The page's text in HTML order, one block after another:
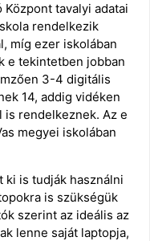
tavalyi adatai
rendelkezik
míg ezer iskolában
e tekintetben jobban
3-4 digitális
14, addig vidéken
is rendelkeznek. Az e
megyei iskolában
ki is tudják használni
is szükségük
szerint az ideális az
lenne saját laptopja,